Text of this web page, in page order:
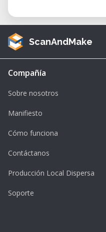
ScanAndMake
Compañía
Sobre nosotros
Manifiesto
Cómo funciona
Contáctanos
Producción Local Dispersa
Soporte